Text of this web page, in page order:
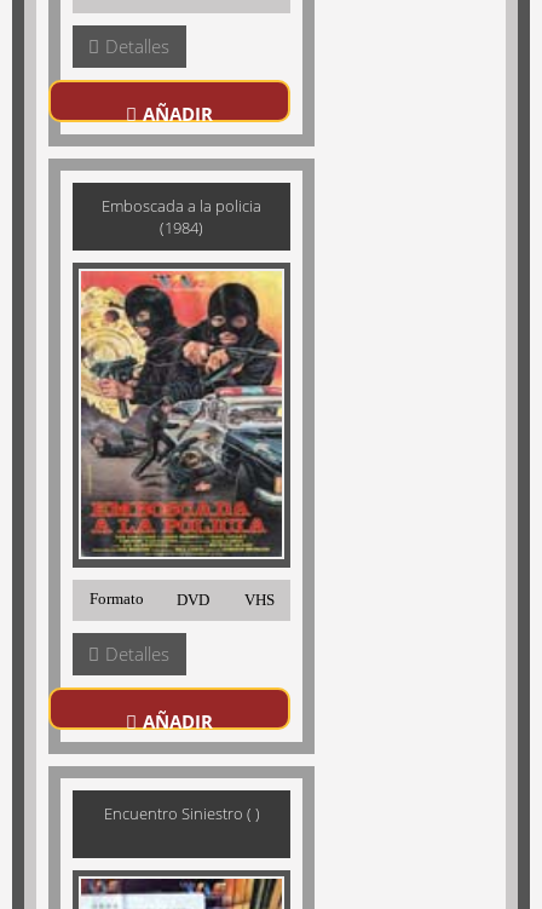
Detalles
AÑADIR
Emboscada a la policia
(1984)
Formato DVD VHS
Detalles
AÑADIR
Encuentro Siniestro ( )